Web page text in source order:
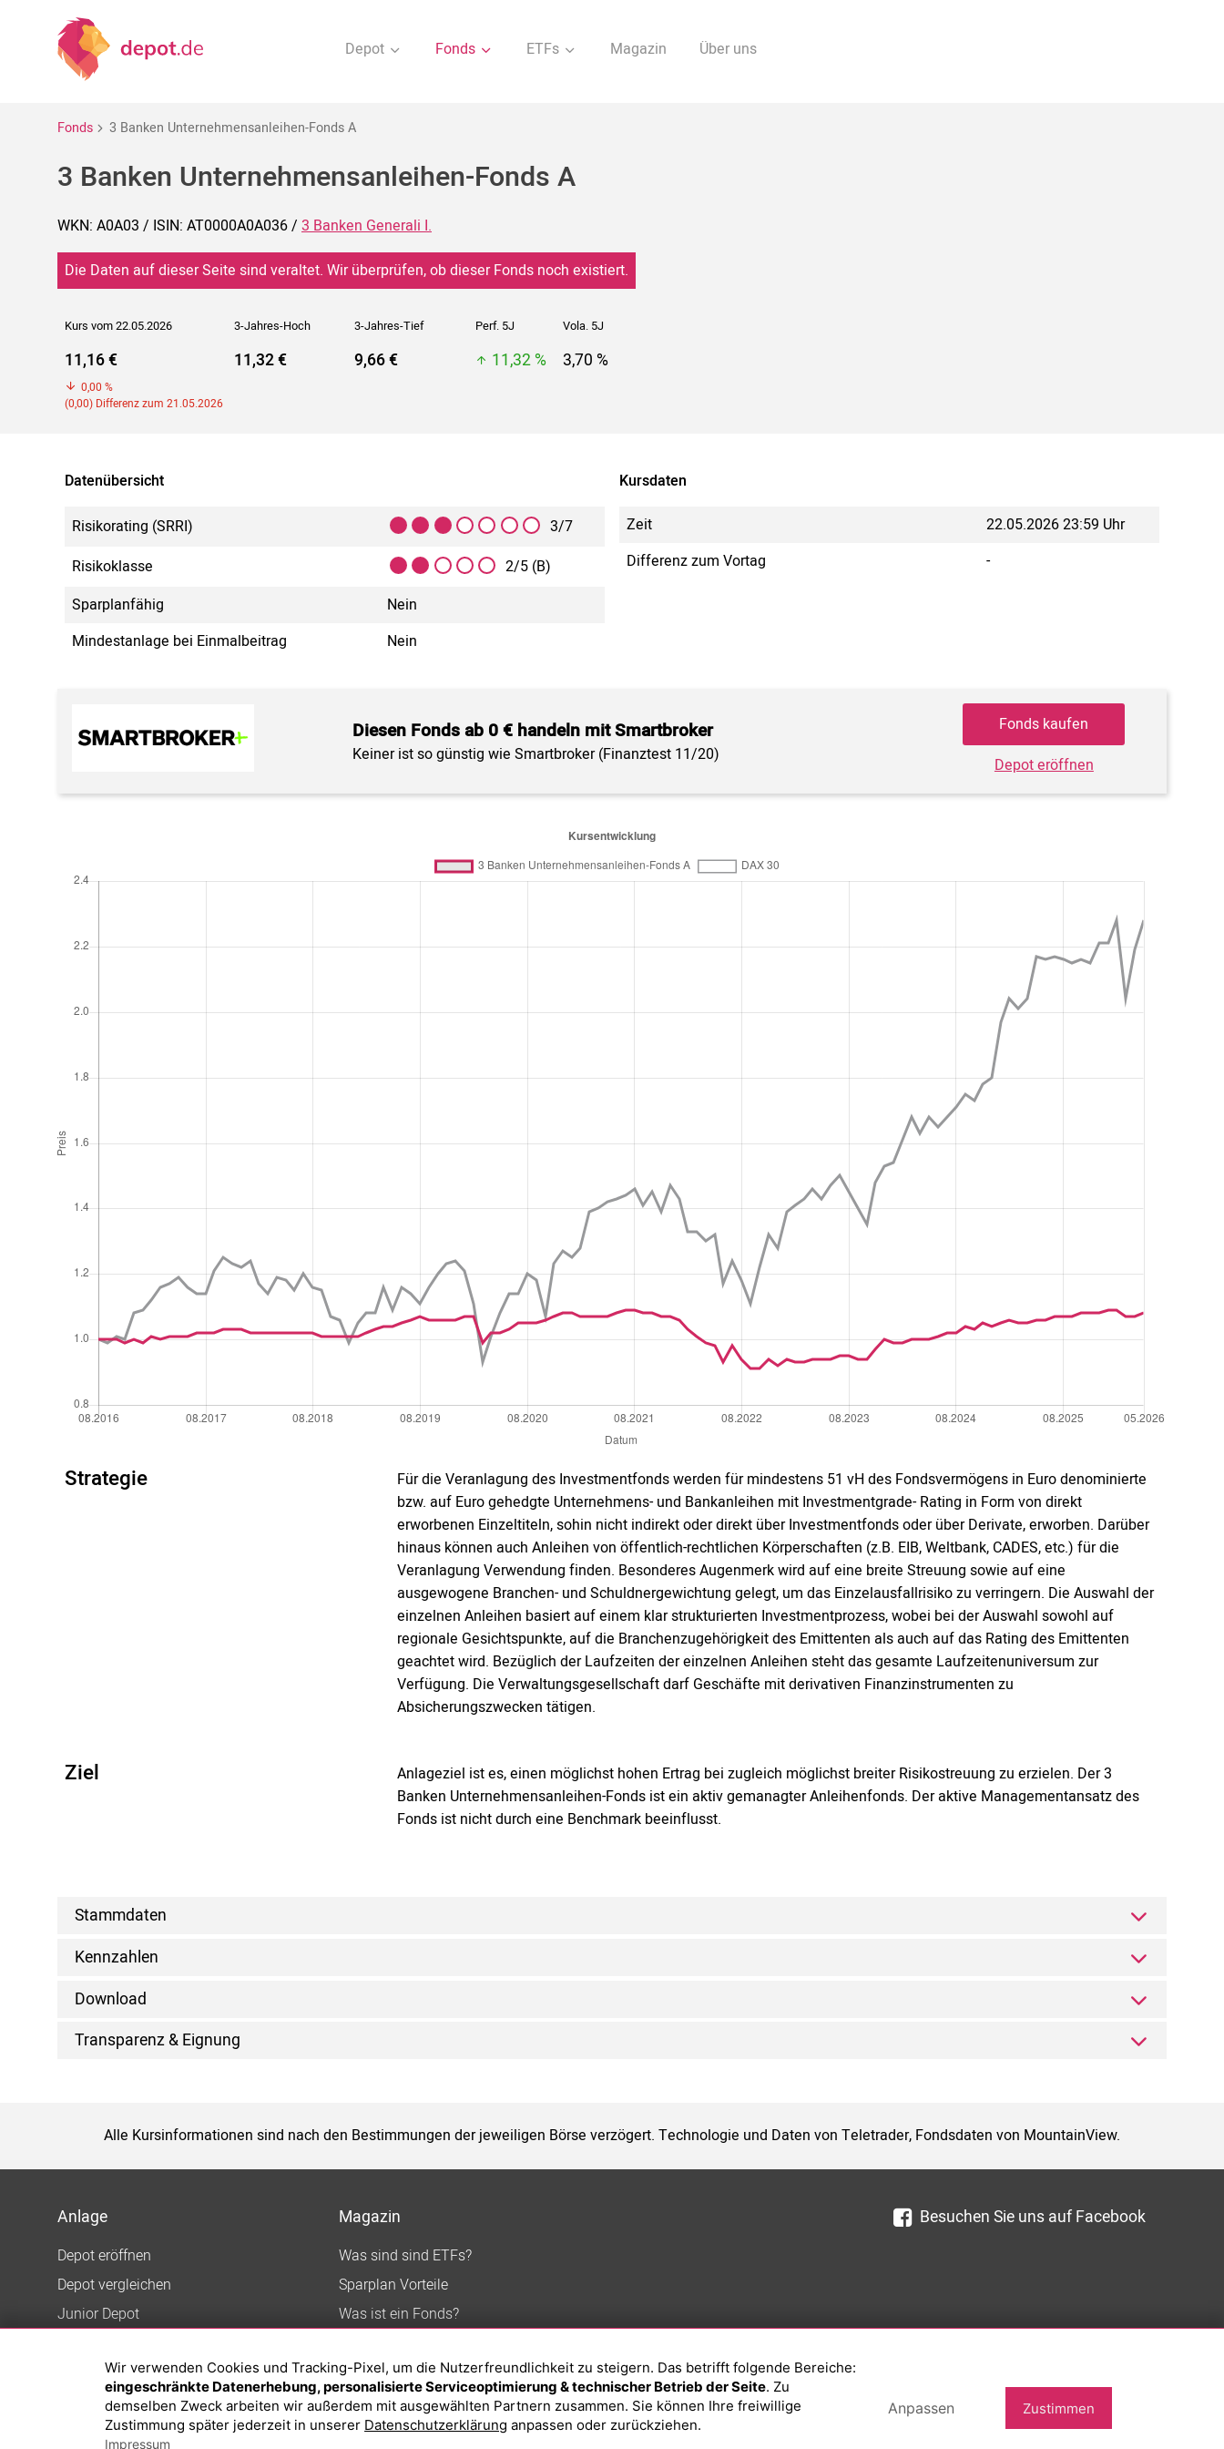
Depot Fonds ETFs Magazin Über uns
Fonds 3 Banken Unternehmensanleihen-Fonds A
3 Banken Unternehmensanleihen-Fonds A
WKN: A0A03 / ISIN: AT0000A0A036 / 3 Banken Generali I.
Die Daten auf dieser Seite sind veraltet. Wir überprüfen, ob dieser Fonds noch existiert.
Kurs vom 22.05.2026 3-Jahres-Hoch 3-Jahres-Tief Perf. 5J Vola. 5J
11,16 €
0,00 %
(0,00) Differenz zum 21.05.2026
11,32 € 9,66 € 11,32 % 3,70 %
Datenübersicht
Risikorating (SRRI)
3/7
Risikoklasse
2/5 (B)
Sparplanfähig
Nein
Mindestanlage bei Einmalbeitrag
Nein
Kursdaten
Zeit
22.05.2026 23:59 Uhr
Differenz zum Vortag
-
Diesen Fonds ab 0 € handeln mit Smartbroker
Keiner ist so günstig wie Smartbroker (Finanztest 11/20)
Fonds kaufen
Depot eröffnen
Strategie
Für die Veranlagung des Investmentfonds werden für mindestens 51 vH des Fondsvermögens in Euro denominierte
bzw. auf Euro gehedgte Unternehmens- und Bankanleihen mit Investmentgrade- Rating in Form von direkt
erworbenen Einzeltiteln, sohin nicht indirekt oder direkt über Investmentfonds oder über Derivate, erworben. Darüber
hinaus können auch Anleihen von öffentlich-rechtlichen Körperschaften (z.B. EIB, Weltbank, CADES, etc.) für die
Veranlagung Verwendung finden. Besonderes Augenmerk wird auf eine breite Streuung sowie auf eine
ausgewogene Branchen- und Schuldnergewichtung gelegt, um das Einzelausfallrisiko zu verringern. Die Auswahl der
einzelnen Anleihen basiert auf einem klar strukturierten Investmentprozess, wobei bei der Auswahl sowohl auf
regionale Gesichtspunkte, auf die Branchenzugehörigkeit des Emittenten als auch auf das Rating des Emittenten
geachtet wird. Bezüglich der Laufzeiten der einzelnen Anleihen steht das gesamte Laufzeitenuniversum zur
Verfügung. Die Verwaltungsgesellschaft darf Geschäfte mit derivativen Finanzinstrumenten zu
Absicherungszwecken tätigen.
Ziel
Anlageziel ist es, einen möglichst hohen Ertrag bei zugleich möglichst breiter Risikostreuung zu erzielen. Der 3
Banken Unternehmensanleihen-Fonds ist ein aktiv gemanagter Anleihenfonds. Der aktive Managementansatz des
Fonds ist nicht durch eine Benchmark beeinflusst.
Stammdaten
Kennzahlen
Download
Transparenz & Eignung
Alle Kursinformationen sind nach den Bestimmungen der jeweiligen Börse verzögert. Technologie und Daten von Teletrader, Fondsdaten von MountainView.
Anlage
Depot eröffnen
Depot vergleichen
Junior Depot
Top-Fonds
Fonds-Suche
Magazin
Was sind sind ETFs?
Sparplan Vorteile
Was ist ein Fonds?
Besuchen Sie uns auf Facebook
Wir verwenden Cookies und Tracking-Pixel, um die Nutzerfreundlichkeit zu steigern. Das betrifft folgende Bereiche:
eingeschränkte Datenerhebung, personalisierte Serviceoptimierung & technischer Betrieb der Seite. Zu
demselben Zweck arbeiten wir außerdem mit ausgewählten Partnern zusammen. Sie können Ihre freiwillige
Zustimmung später jederzeit in unserer Datenschutzerklärung anpassen oder zurückziehen.
Impressum
Anpassen Zustimmen